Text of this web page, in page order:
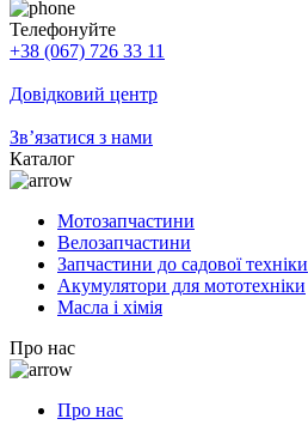
Телефонуйте
+38 (067) 726 33 11
Довідковий центр
Зв’язатися з нами
Каталог
Мотозапчастини
Велозапчастини
Запчастини до садової техніки
Акумулятори для мототехніки
Масла і хімія
Про нас
Про нас